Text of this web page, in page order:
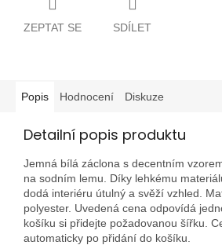
ZEPTAT SE SDÍLET
Popis Hodnocení Diskuze
Detailní popis produktu
Jemná bílá záclona s decentním
na sodním lemu. Díky lehkému
dodá interiéru útulný a svěží vzhled.
polyester. Uvedená cena odpovídá
košíku si přidejte požadovanou šířku.
automaticky po přidání do košíku.